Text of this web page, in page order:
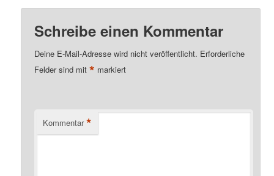
Schreibe einen Kommentar
Deine E-Mail-Adresse wird nicht veröffentlicht. Erforderliche
Felder sind mit* markiert
Kommentar *